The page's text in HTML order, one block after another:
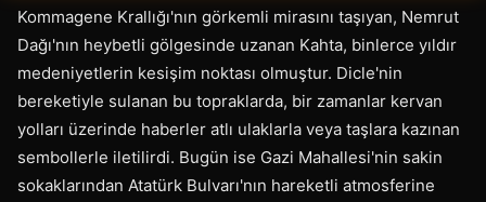
Kommagene Krallığı'nın görkemli mirasını taşıyan, Nemrut
Dağı'nın heybetli gölgesinde uzanan Kahta, binlerce yıldır
medeniyetlerin kesişim noktası olmuştur. Dicle'nin
bereketiyle sulanan bu topraklarda, bir zamanlar kervan
yolları üzerinde haberler atlı ulaklarla veya taşlara kazınan
sembollerle iletilirdi. Bugün ise Gazi Mahallesi'nin sakin
sokaklarından Atatürk Bulvarı'nın hareketli atmosferine